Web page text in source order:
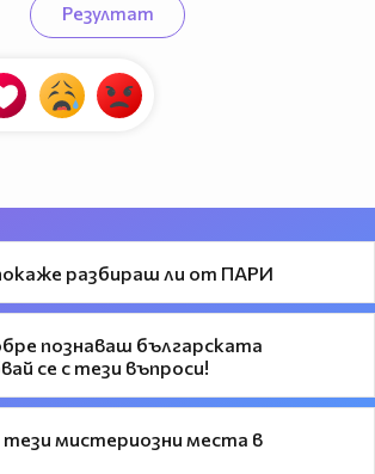
Резултат
разбираш ли от ПАРИ
познаваш българската
се с тези въпроси!
мистериозни места в